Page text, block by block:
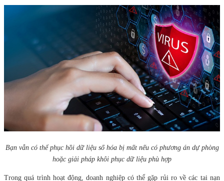
Bạn vẫn có thể phục hồi dữ liệu số hóa bị mất nếu có phương án dự phòng
hoặc giải pháp khôi phục dữ liệu phù hợp
Trong quá trình hoạt động, doanh nghiệp có thể gặp rủi ro về các tai nạn